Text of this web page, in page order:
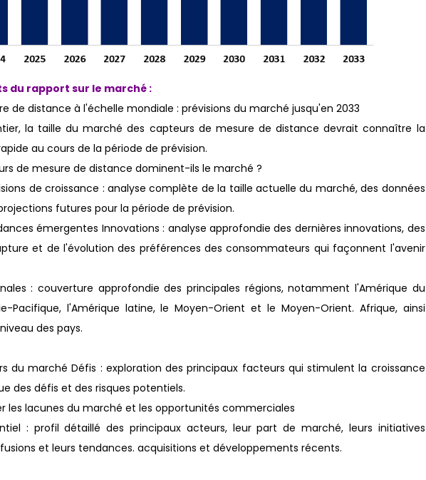
du rapport sur le marché :
de distance à l'échelle mondiale : prévisions du marché jusqu'en 2033
la taille du marché des capteurs de mesure de distance devrait connaître la
au cours de la période de prévision.
de mesure de distance dominent-ils le marché ?
de croissance : analyse complète de la taille actuelle du marché, des données
futures pour la période de prévision.
émergentes Innovations : analyse approfondie des dernières innovations, des
et de l'évolution des préférences des consommateurs qui façonnent l'avenir
: couverture approfondie des principales régions, notamment l'Amérique du
Pacifique, l'Amérique latine, le Moyen-Orient et le Moyen-Orient. Afrique, ainsi
des pays.
du marché Défis : exploration des principaux facteurs qui stimulent la croissance
des défis et des risques potentiels.
les lacunes du marché et les opportunités commerciales
: profil détaillé des principaux acteurs, leur part de marché, leurs initiatives
et leurs tendances. acquisitions et développements récents.